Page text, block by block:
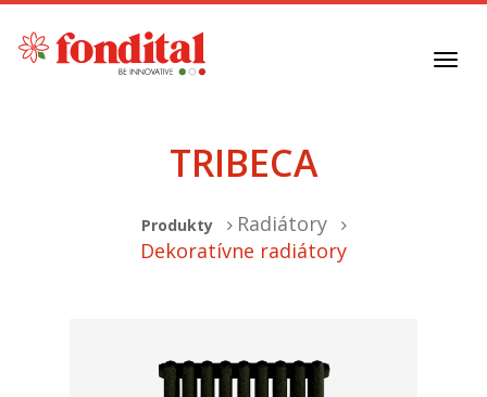
TRIBECA
Produkty
Radiátory
Dekoratívne radiátory